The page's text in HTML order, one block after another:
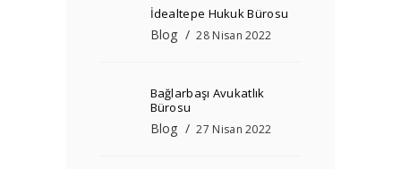
İdealtepe Hukuk Bürosu
Blog 28 Nisan 2022
Bağlarbaşı Avukatlık
Bürosu
Blog 27 Nisan 2022